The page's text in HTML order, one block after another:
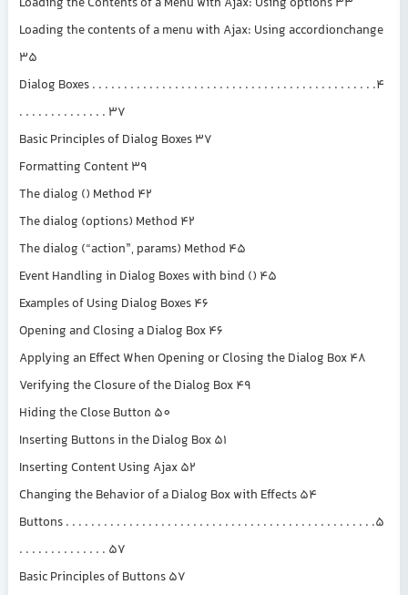
Loading the contents of a menu with Ajax: Using accordionchange
35
4. Dialog Boxes . . . . . . . . . . . . . . . . . . . . . . . . . . . . . . . . . . . . . . . . . . . .
. . . . . . . . . . . . . . 37
Basic Principles of Dialog Boxes 37
Formatting Content 39
The dialog () Method 42
The dialog (options) Method 42
The dialog (“action”, params) Method 45
Event Handling in Dialog Boxes with bind () 45
Examples of Using Dialog Boxes 46
Opening and Closing a Dialog Box 46
Applying an Effect When Opening or Closing the Dialog Box 48
Verifying the Closure of the Dialog Box 49
Hiding the Close Button 50
Inserting Buttons in the Dialog Box 51
Inserting Content Using Ajax 52
Changing the Behavior of a Dialog Box with Effects 54
5. Buttons . . . . . . . . . . . . . . . . . . . . . . . . . . . . . . . . . . . . . . . . . . . . . . . .
. . . . . . . . . . . . . . 57
Basic Principles of Buttons 57